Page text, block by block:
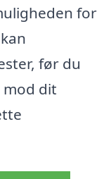
for
før du
dit